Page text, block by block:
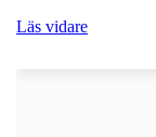
Läs vidare